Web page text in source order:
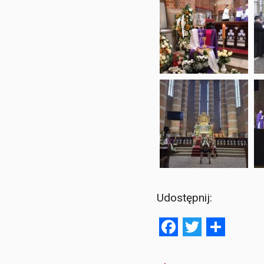
Udostępnij:
Facebook
Twitter